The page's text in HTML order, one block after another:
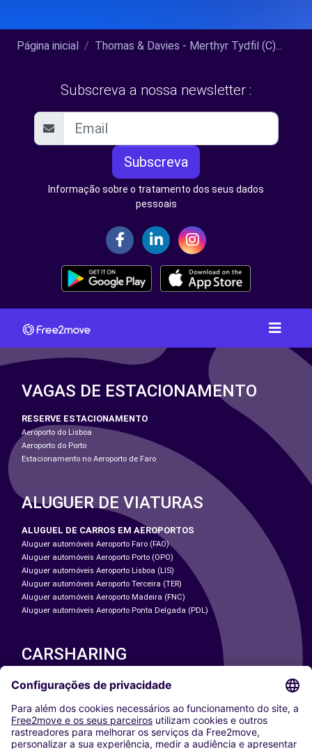
Página inicial Thomas & Davies - Merthyr Tydfil (C)...
Subscreva a nossa newsletter :
Subscreva
Informação sobre o tratamento dos seus dados
pessoais
VAGAS DE ESTACIONAMENTO
RESERVE ESTACIONAMENTO
Aeroporto do Lisboa
Aeroporto do Porto
Estacionamento no Aeroporto de Faro
ALUGUER DE VIATURAS
ALUGUEL DE CARROS EM AEROPORTOS
Aluguer automóveis Aeroporto Faro (FAO)
Aluguer automóveis Aeroporto Porto (OPO)
Aluguer automóveis Aeroporto Lisboa (LIS)
Aluguer automóveis Aeroporto Terceira (TER)
Aluguer automóveis Aeroporto Madeira (FNC)
Aluguer automóveis Aeroporto Ponta Delgada (PDL)
CARSHARING
NOSSAS CIDADES
Washington DC
Milan
Rome